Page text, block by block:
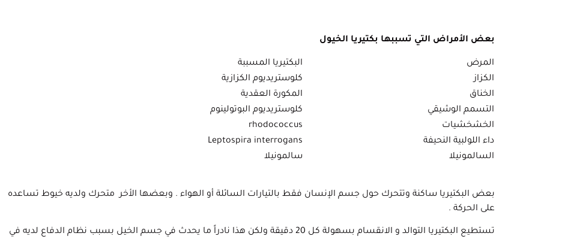
بعض الأمراض التي تسببها بكتيريا الخيول
المرض
البكتيريا المسببة
الكزاز
كلوستريديوم الكزازية
الخناق
المكورة العقدية
التسمم الوشيقي
كلوستريديوم البوتولينوم
الخشخشيات
rhodococcus
داء اللولبية النحيفة
Leptospira interrogans
السالمونيلا
سالمونيلا
بعض البكتيريا ساكنة وتتحرك حول جسم الإنسان فقط بالتيارات السائلة أو الهواء . وبعضها الأخر متحرك ولديه خيوط تساعده
على الحركة .
تستطيع البكتيريا التوالد و الانقسام بسهولة كل 20 دقيقة ولكن هذا نادراً ما يحدث في جسم الخيل بسبب نظام الدفاع لديه في